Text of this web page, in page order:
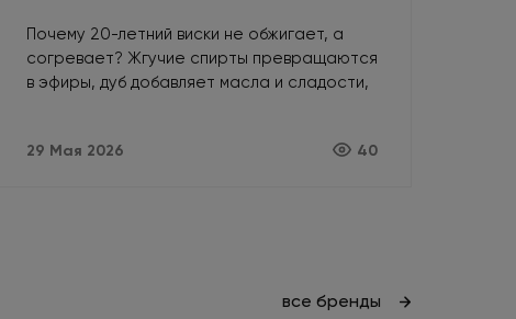
Почему 20-летний виски не обжигает, а
согревает? Жгучие спирты превращаются
в эфиры, дуб добавляет масла и сладости,
29 Мая 2026 40
все бренды